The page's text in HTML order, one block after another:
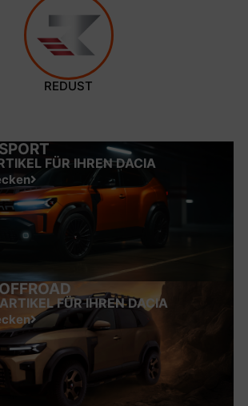
REDUST
FÜR IHREN DACIA
FÜR IHREN DACIA